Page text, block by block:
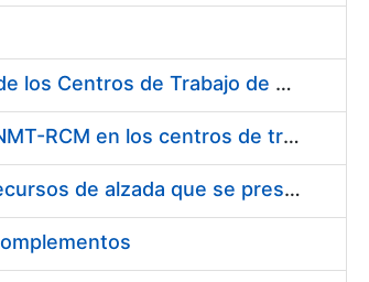
Suministro de Protectores Auditivos a medida para las personas trabajadoras de los Centros de Trabajo de Madrid y Burgos
Suministro de gafas graduadas antiproyecciones para los trabajadores de la FNMT-RCM en los centros de trabajo de Madrid y Burgos
Servicios de una empresa externa para el asesoramiento y resolución de los recursos de alzada que se presentan relacionados con procesos de selección para la FNMT-RCM